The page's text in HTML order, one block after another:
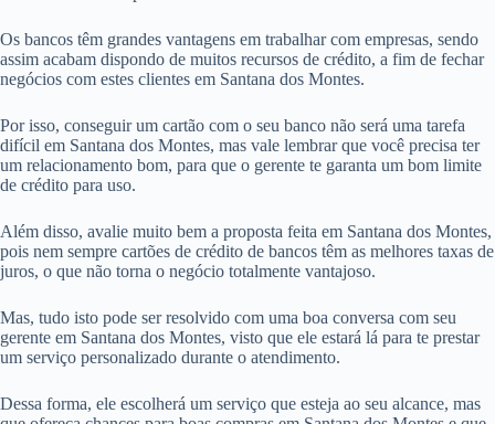
Os bancos têm grandes vantagens em trabalhar com empresas, sendo
assim acabam dispondo de muitos recursos de crédito, a fim de fechar
negócios com estes clientes em Santana dos Montes.
Por isso, conseguir um cartão com o seu banco não será uma tarefa
difícil em Santana dos Montes, mas vale lembrar que você precisa ter
um relacionamento bom, para que o gerente te garanta um bom limite
de crédito para uso.
Além disso, avalie muito bem a proposta feita em Santana dos Montes,
pois nem sempre cartões de crédito de bancos têm as melhores taxas de
juros, o que não torna o negócio totalmente vantajoso.
Mas, tudo isto pode ser resolvido com uma boa conversa com seu
gerente em Santana dos Montes, visto que ele estará lá para te prestar
um serviço personalizado durante o atendimento.
Dessa forma, ele escolherá um serviço que esteja ao seu alcance, mas